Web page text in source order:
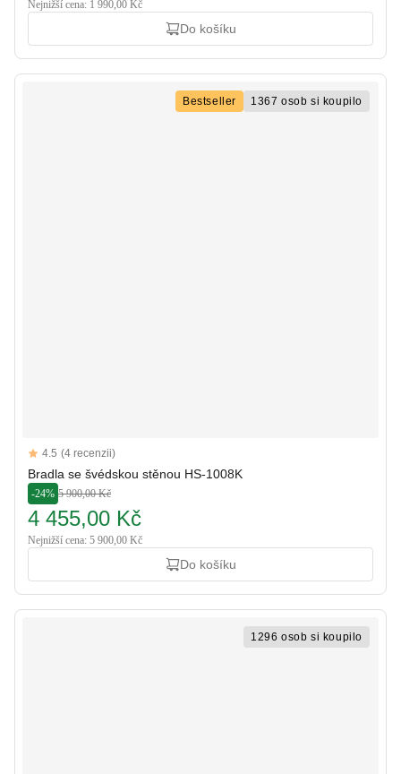
Nejnižší cena: 1 990,00 Kč
Do košíku
Bestseller 1367 osob si koupilo
Reviews
4.5 out of 5 stars
4.5 (4 recenzii)
Bradla se švédskou stěnou HS-1008K
-24% 5 900,00 Kč
4 455,00 Kč
Nejnižší cena: 5 900,00 Kč
Do košíku
1296 osob si koupilo